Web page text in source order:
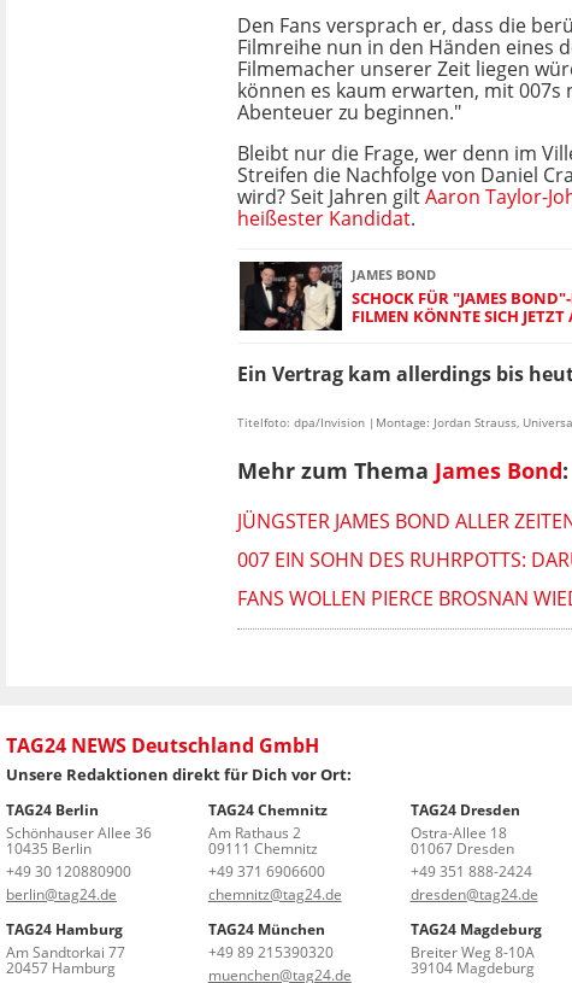
Den Fans versprach er, dass die
Filmreihe nun in den Händen eines
Filmemacher unserer Zeit liegen
können es kaum erwarten, mit 007s
Abenteuer zu beginnen."
Bleibt nur die Frage, wer denn im
Streifen die Nachfolge von Daniel
wird? Seit Jahren giltAaron Taylor-
heißester Kandidat.
JAMES BOND
SCHOCK FÜR "JAMES
FILMEN KÖNNTE SICH JETZT
Ein Vertrag kam allerdings bis
Titelfoto: dpa/Invision |Montage: Jordan Strauss,
Mehr zum Thema James Bond:
JÜNGSTER JAMES BOND ALLER
007 EIN SOHN DES RUHRPOTTS:
FANS WOLLEN PIERCE BROSNAN
TAG24 NEWS Deutschland GmbH
Unsere Redaktionen direkt für Dich vor Ort:
TAG24 Berlin
Schönhauser Allee 36
10435 Berlin
+49 30 120880900
berlin@tag24.de
TAG24 Chemnitz
Am Rathaus 2
09111 Chemnitz
+49 371 6906600
chemnitz@tag24.de
TAG24 Dresden
Ostra-Allee 18
01067 Dresden
+49 351 888-2424
dresden@tag24.de
TAG24 Hamburg
Am Sandtorkai 77
20457 Hamburg
TAG24 München
+49 89 215390320
muenchen@tag24.de
TAG24 Magdeburg
Breiter Weg 8-10A
39104 Magdeburg